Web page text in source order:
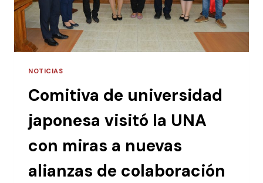
NOTICIAS
Comitiva de universidad
japonesa visitó la UNA
con miras a nuevas
alianzas de colaboración